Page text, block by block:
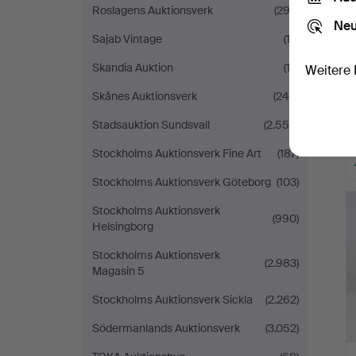
Roslagens Auktionsverk
(292)
Sajab Vintage
(12)
Skandia Auktion
(13)
Skånes Auktionsverk
(245)
Stadsauktion Sundsvall
(2.555)
Stockholms Auktionsverk Fine Art
(187)
Stockholms Auktionsverk Göteborg (103)
Stockholms Auktionsverk
Helsingborg
(990)
Stockholms Auktionsverk
Magasin 5
(2.983)
Stockholms Auktionsverk Sickla
(2.262)
Södermanlands Auktionsverk
(3.052)
Weitere